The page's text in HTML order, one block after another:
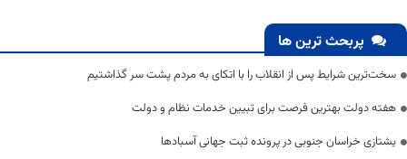
پربحث ترین ها
سخت‌ترین شرایط پس از انقلاب را با اتکای به مردم پشت سر گذاشتیم
هفته دولت بهترین فرصت برای تبیین خدمات نظام و دولت
یشتازی خراسان جنوبی در پرونده ثبت جهانی آسبادها